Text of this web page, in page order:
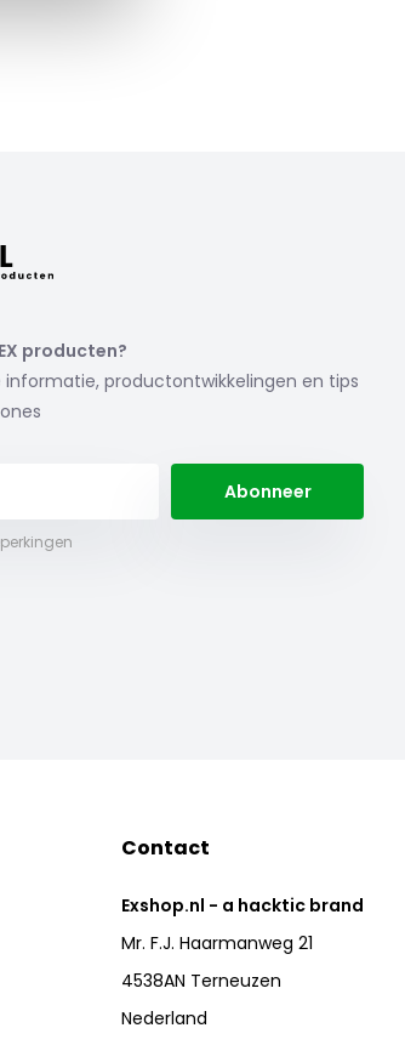
producten?
productontwikkelingen en tips
Abonneer
Contact
Exshop.nl - a hacktic brand
Mr. F.J. Haarmanweg 21
4538AN Terneuzen
Nederland